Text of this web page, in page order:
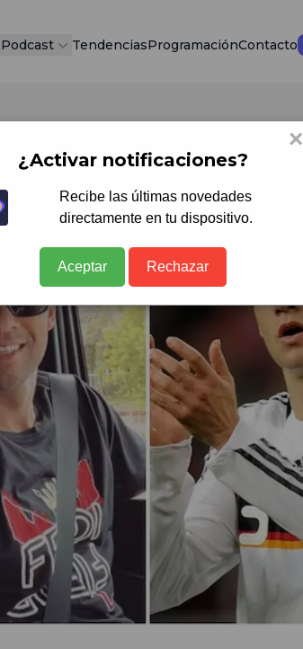
Podcast TendenciasProgramaciónContacto
×
¿Activar notificaciones?
Recibe las últimas novedades
directamente en tu dispositivo.
Aceptar Rechazar